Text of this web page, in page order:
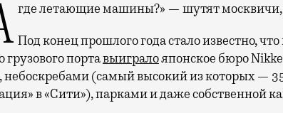
«А где летающие машины?» — шутят
Под конец прошлого года стало известно,
портавыигралояпонское бюро
небоскребами (самый высокий из которых —
в «Сити»), парками и даже собственной